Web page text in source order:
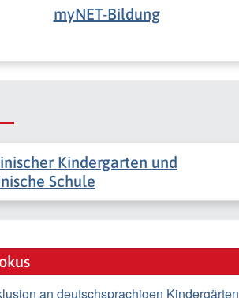
myNET-Bildung
Kindergarten und
Schule
an deutschsprachigen Kindergärten